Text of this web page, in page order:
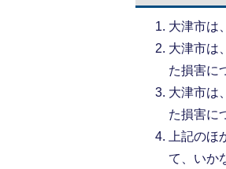
大津市は
大津市は
た損害に
大津市は
た損害に
上記の
て、いか